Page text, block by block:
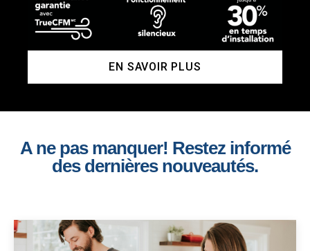
EN SAVOIR PLUS
A ne pas manquer! Restez informé
des dernières nouveautés.